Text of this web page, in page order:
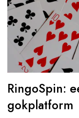
RingoSpin:
gokplatform